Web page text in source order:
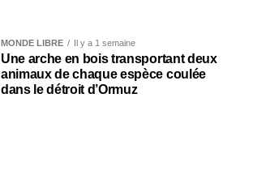
MONDE LIBRE Il y a 1 semaine
Une arche en bois transportant deux
animaux de chaque espèce coulée
dans le détroit d’Ormuz